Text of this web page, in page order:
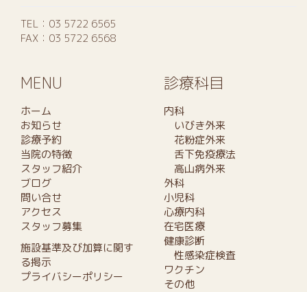
TEL： 03 5722 6565
FAX：03 5722 6568
MENU
ホーム
お知らせ
診療予約
当院の特徴
スタッフ紹介
ブログ
問い合せ
アクセス
スタッフ募集
施設基準及び加算に関す
る掲示
プライバシーポリシー
診療科目
内科
いびき外来
花粉症外来
舌下免疫療法
高山病外来
外科
小児科
心療内科
在宅医療
健康診断
性感染症検査
ワクチン
その他